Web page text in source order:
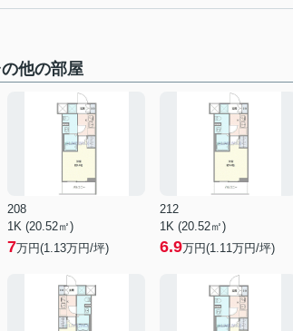
他の部屋
208
1K (20.52㎡)
7万円(1.13万円/坪)
212
1K (20.52㎡)
6.9万円(1.11万円/坪)